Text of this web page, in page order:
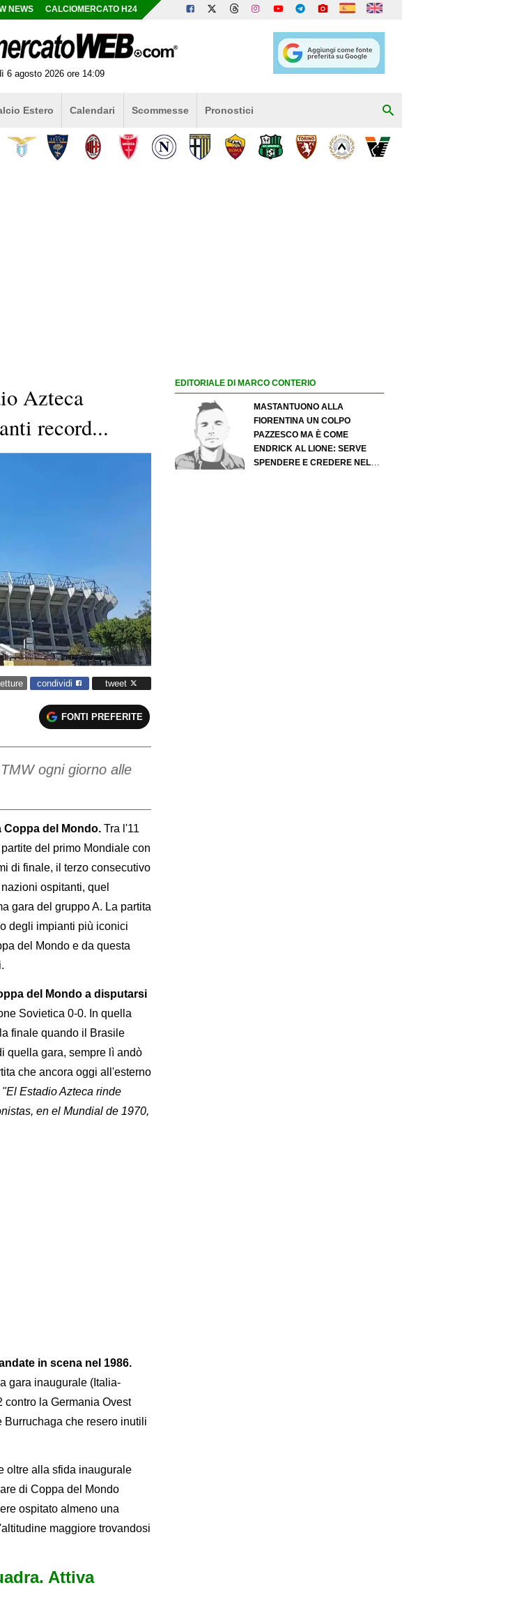
NEWS CALCIOMERCATO H24
6 agosto 2026 ore 14:09
Estero Calendari Scommesse Pronostici
Azteca
record...
condividi tweet
FONTI PREFERITE
ogni giorno alle
Coppa del Mondo. Tra l'11
del primo Mondiale con
di finale, il terzo consecutivo
ospitanti, quel
gara del gruppo A. La partita
degli impianti più iconici
del Mondo e da questa
del Mondo a disputarsi
Sovietica 0-0. In quella
finale quando il Brasile
quella gara, sempre lì andò
che ancora oggi all'esterno
"El Estadio Azteca rinde
en el Mundial de 1970,
in scena nel 1986.
gara inaugurale (Italia-
contro la Germania Ovest
che resero inutili
oltre alla sfida inaugurale
di Coppa del Mondo
ospitato almeno una
maggiore trovandosi
Attiva
EDITORIALE DI MARCO CONTERIO
MASTANTUONO ALLA
FIORENTINA UN COLPO
PAZZESCO MA È COME
ENDRICK AL LIONE: SERVE
SPENDERE E CREDERE NELLO